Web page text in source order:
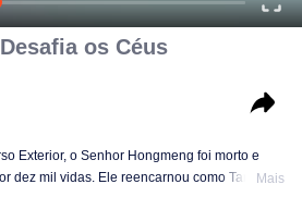
os Céus
Exterior, o Senhor Hongmeng foi morto e
dez mil vidas. Ele reencarnou como Tan Yun
Mais